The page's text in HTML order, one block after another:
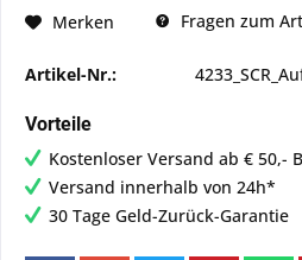
Merken Fragen zum
Artikel-Nr.:
Vorteile
Kostenloser Versand ab € 50,-
Versand innerhalb von 24h*
30 Tage Geld-Zurück-Garantie